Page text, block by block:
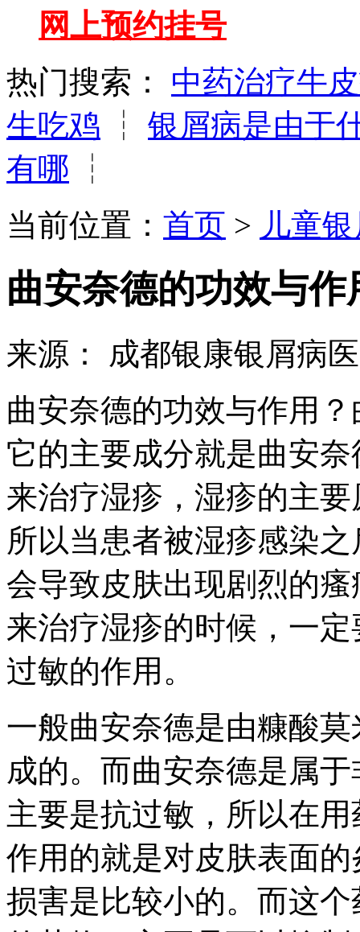
网上预约挂号
热门搜索：
中药治疗牛
生吃鸡 ┆ 银屑病是由于
有哪 ┆
当前位置： 首页 > 儿童
曲安奈德的功效与作
来源： 成都银康银屑病
曲安奈德的功效与作用
它的主要成分就是曲安
来治疗湿疹，湿疹的主
所以当患者被湿疹感染
会导致皮肤出现剧烈的
来治疗湿疹的时候，一
过敏的作用。
一般曲安奈德是由糠酸
成的。而曲安奈德是属
主要是抗过敏，所以在
作用的就是对皮肤表面
损害是比较小的。而这